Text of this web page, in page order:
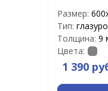
Размер:
Тип:
Толщина: 9
Цвета:
1 390